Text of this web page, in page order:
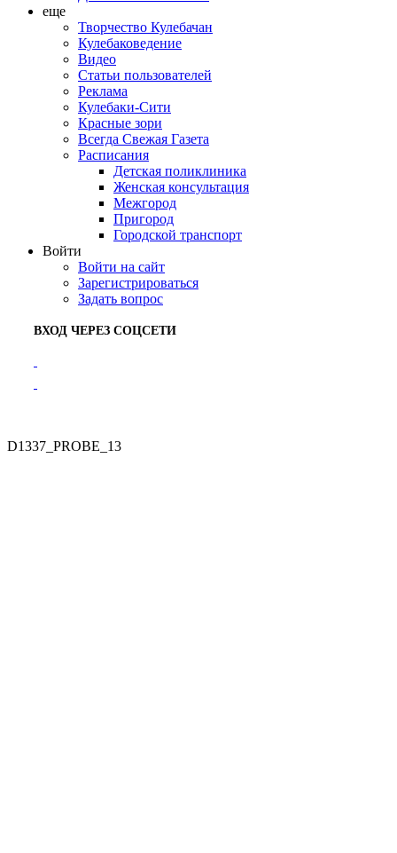
еще
Творчество Кулебачан
Кулебаковедение
Видео
Статьи пользователей
Реклама
Кулебаки-Сити
Красные зори
Всегда Свежая Газета
Расписания
Детская поликлиника
Женская консультация
Межгород
Пригород
Городской транспорт
Войти
Войти на сайт
Зарегистрироваться
Задать вопрос
ВХОД ЧЕРЕЗ СОЦСЕТИ